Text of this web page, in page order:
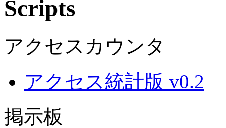
アクセスカウンタ
アクセス統計版 v0.2
掲示板